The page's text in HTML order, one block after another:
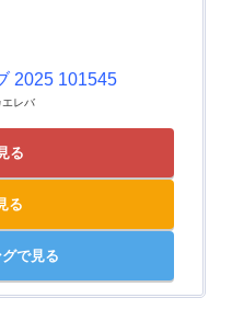
2025 101545
エレバ
る
る
で見る